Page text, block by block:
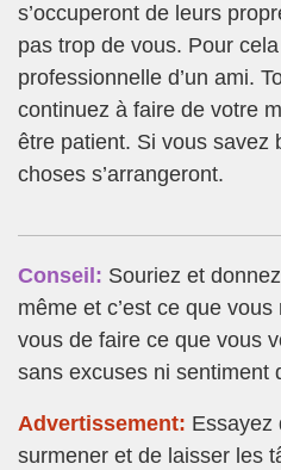
s’occuperont de leurs
pas trop de vous. Pour
professionnelle d’un ami.
continuez à faire de votre
être patient. Si vous savez
choses s’arrangeront.
Conseil: Souriez et
même et c’est ce que
vous de faire ce que vous
sans excuses ni sentiment
Advertissement: Essayez
surmener et de laisser les